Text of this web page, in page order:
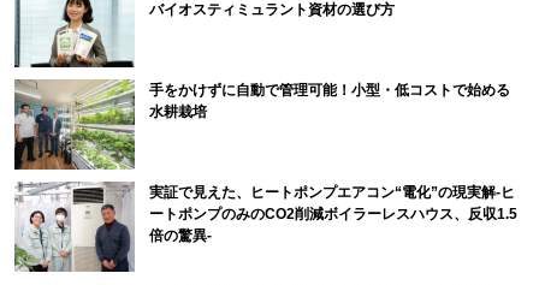
バイオスティミュラント資材の選び方
手をかけずに自動で管理可能！小型・低コストで始める
水耕栽培
実証で見えた、ヒートポンプエアコン“電化”の現実解-ヒ
ートポンプのみのCO2削減ボイラーレスハウス、反収1.5
倍の驚異-